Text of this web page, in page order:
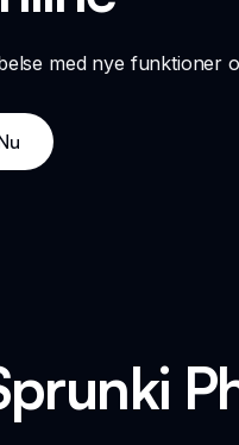
med nye funktioner